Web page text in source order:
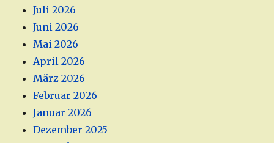
Juli 2026
Juni 2026
Mai 2026
April 2026
März 2026
Februar 2026
Januar 2026
Dezember 2025